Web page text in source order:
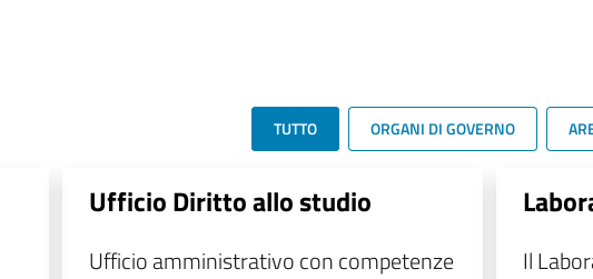
TUTTO ORGANI DI GOVERNO
Ufficio Diritto allo studio
Ufficio amministrativo con competenze
Il